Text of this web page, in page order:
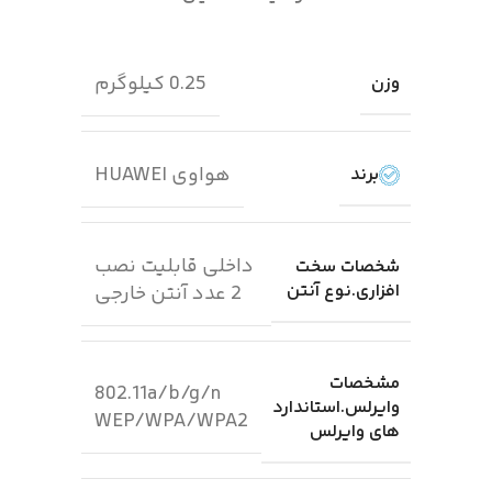
وزن 0.25 کیلوگرم
برند هواوی HUAWEI
شخصات سخت
افزاری.نوع آنتن
داخلی قابلیت نصب
2 عدد آنتن خارجی
مشخصات
وایرلس.استاندارد
های وایرلس
802.11a/b/g/n
WEP/WPA/WPA2